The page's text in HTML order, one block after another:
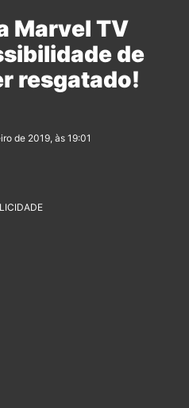
Marvel TV
de
resgatado!
de 2019, às 19:01